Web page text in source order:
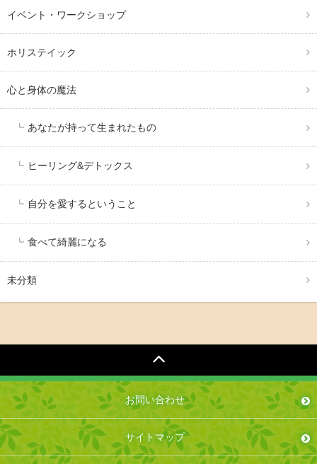
イベント・ワークショップ
ホリステイック
心と身体の魔法
あなたが持って生まれたもの
ヒーリング&デトックス
自分を愛するということ
食べて綺麗になる
未分類
お問い合わせ
サイトマップ